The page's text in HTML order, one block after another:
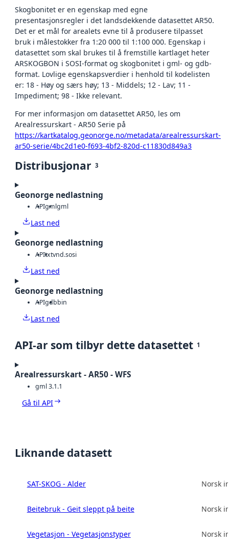
Skogbonitet er en egenskap med egne
presentasjonsregler i det landsdekkende datasettet AR50.
Det er et mål for arealets evne til å produsere tilpasset
bruk i målestokker fra 1:20 000 til 1:100 000. Egenskap i
datasettet som skal brukes til å fremstille kartlaget heter
ARSKOGBON i SOSI-format og skogbonitet i gml- og gdb-
format. Lovlige egenskapsverdier i henhold til kodelisten
er: 18 - Høy og særs høy; 13 - Middels; 12 - Lav; 11 -
Impediment; 98 - Ikke relevant.
For mer informasjon om datasettet AR50, les om
Arealressurskart - AR50 Serie på
https://kartkatalog.geonorge.no/metadata/arealressurskart-
ar50-serie/4bc2d1e0-f693-4bf2-820d-c11830d849a3
Distribusjonar 3
Geonorge nedlastning
APIgmlgml
Last ned
Geonorge nedlastning
APItxtvnd.sosi
Last ned
Geonorge nedlastning
APIgdbbin
Last ned
API-ar som tilbyr dette datasettet 1
Arealressurskart - AR50 - WFS
gml 3.1.1
Gå til API
Liknande datasett
SAT-SKOG - Alder Norsk
Beitebruk - Geit sleppt på beite Norsk
Vegetasjon - Vegetasjonstyper Norsk